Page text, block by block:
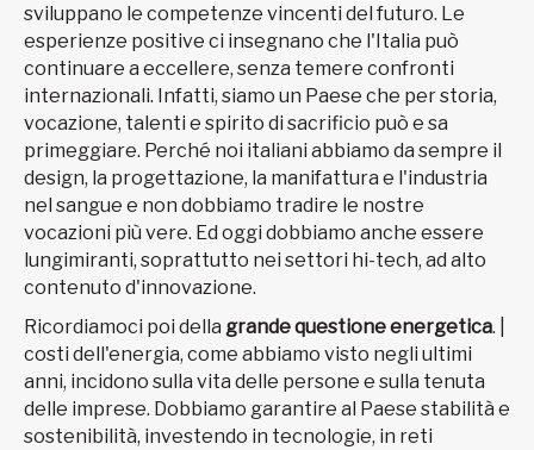
sviluppano le competenze vincenti del futuro. Le
esperienze positive ci insegnano che l'Italia può
continuare a eccellere, senza temere confronti
internazionali. Infatti, siamo un Paese che per storia,
vocazione, talenti e spirito di sacrificio può e sa
primeggiare. Perché noi italiani abbiamo da sempre il
design, la progettazione, la manifattura e l'industria
nel sangue e non dobbiamo tradire le nostre
vocazioni più vere. Ed oggi dobbiamo anche essere
lungimiranti, soprattutto nei settori hi-tech, ad alto
contenuto d'innovazione.
Ricordiamoci poi della grande questione energetica. |
costi dell'energia, come abbiamo visto negli ultimi
anni, incidono sulla vita delle persone e sulla tenuta
delle imprese. Dobbiamo garantire al Paese stabilità e
sostenibilità, investendo in tecnologie, in reti